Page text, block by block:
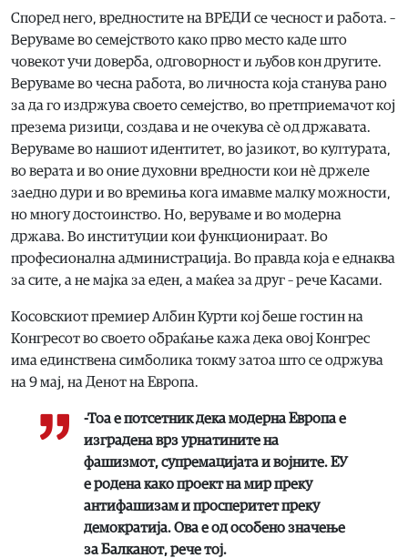
Според него, вредностите на ВРЕДИ се чесност и работа. –
Веруваме во семејството како прво место каде што
човекот учи доверба, одговорност и љубов кон другите.
Веруваме во чесна работа, во личноста која станува рано
за да го издржува своето семејство, во претприемачот кој
презема ризици, создава и не очекува сè од државата.
Веруваме во нашиот идентитет, во јазикот, во културата,
во верата и во оние духовни вредности кои нè држеле
заедно дури и во времиња кога имавме малку можности,
но многу достоинство. Но, веруваме и во модерна
држава. Во институции кои функционираат. Во
професионална администрација. Во правда која е еднаква
за сите, а не мајка за еден, а маќеа за друг – рече Касами.
Косовскиот премиер Албин Курти кој беше гостин на
Конгресот во своето обраќање кажа дека овој Конгрес
има единствена симболика токму затоа што се одржува
на 9 мај, на Денот на Европа.
-Тоа е потсетник дека модерна Европа е
изградена врз урнатините на
фашизмот, супремацијата и војните. ЕУ
е родена како проект на мир преку
антифашизам и просперитет преку
демократија. Ова е од особено значење
за Балканот, рече тој.